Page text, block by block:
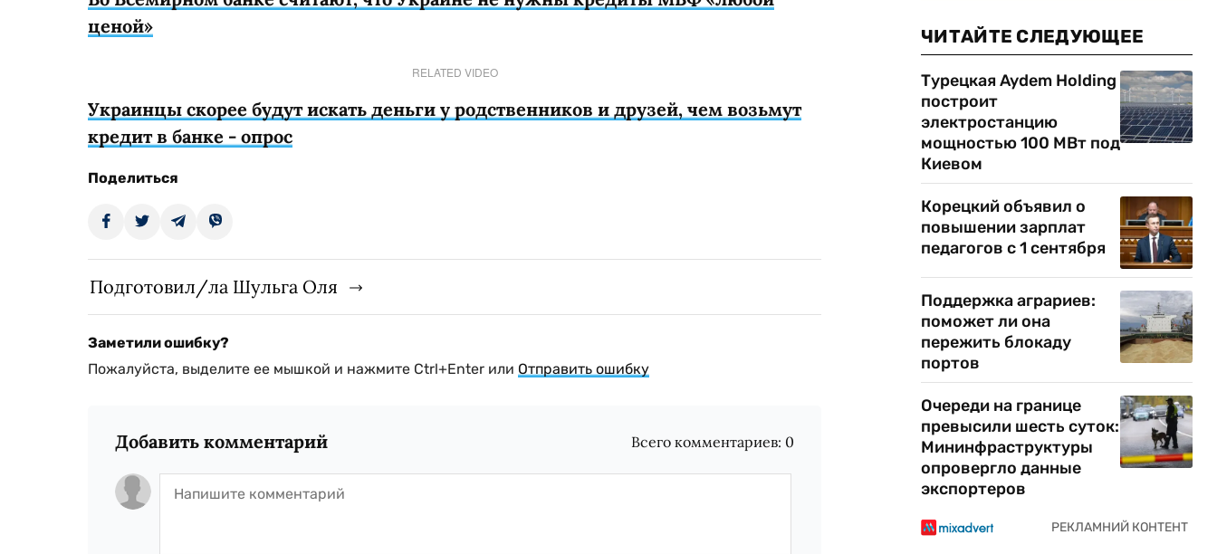
ценой»
RELATED VIDEO
Украинцы скорее будут искать деньги у родственников и друзей, чем возьмут
кредит в банке - опрос
Поделиться
Подготовил/ла Шульга Оля
Заметили ошибку?
Пожалуйста, выделите ее мышкой и нажмите Ctrl+Enter или Отправить ошибку
Добавить комментарий Всего комментариев: 0
ЧИТАЙТЕ СЛЕДУЮЩЕЕ
Турецкая Aydem Holding
построит
электростанцию
мощностью 100 МВт под
Киевом
Корецкий объявил о
повышении зарплат
педагогов с 1 сентября
Поддержка аграриев:
поможет ли она
пережить блокаду
портов
Очереди на границе
превысили шесть суток:
Мининфраструктуры
опровергло данные
экспортеров